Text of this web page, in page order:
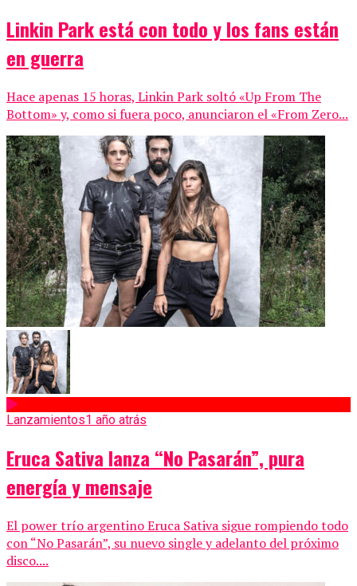
Linkin Park está con todo y los fans están
en guerra
Hace apenas 15 horas, Linkin Park soltó «Up From The
Bottom» y, como si fuera poco, anunciaron el «From Zero...
Lanzamientos1 año atrás
Eruca Sativa lanza “No Pasarán”, pura
energía y mensaje
El power trío argentino Eruca Sativa sigue rompiendo todo
con “No Pasarán”, su nuevo single y adelanto del próximo
disco....